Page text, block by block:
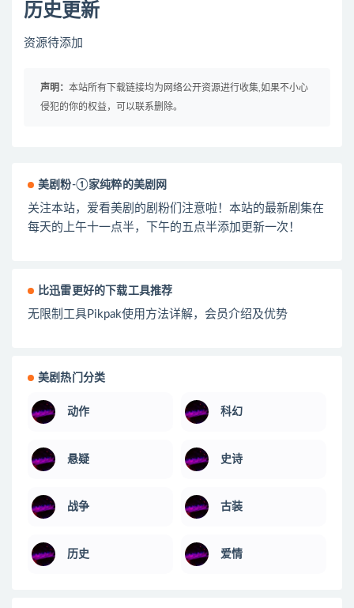
历史更新
资源待添加
声明： 本站所有下载链接均为网络公开资源进行收集,如果不小心
侵犯的你的权益，可以联系删除。
美剧粉-①家纯粹的美剧网
关注本站，爱看美剧的剧粉们注意啦！本站的最新剧集在
每天的上午十一点半，下午的五点半添加更新一次！
比迅雷更好的下载工具推荐
无限制工具Pikpak使用方法详解，会员介绍及优势
美剧热门分类
动作 科幻
悬疑 史诗
战争 古装
历史 爱情